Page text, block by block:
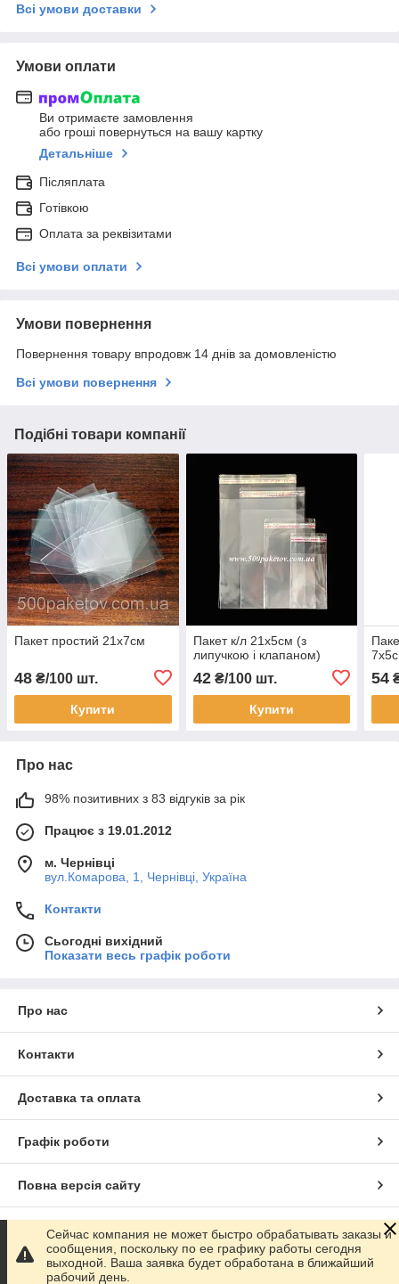
Всі умови доставки
Умови оплати
Ви отримаєте замовлення
або гроші повернуться на вашу картку
Детальніше
Післяплата
Готівкою
Оплата за реквізитами
Всі умови оплати
Умови повернення
Повернення товару впродовж 14 днів за домовленістю
Всі умови повернення
Подібні товари компанії
Пакет простий 21х7см
48 ₴/100 шт.
Купити
Пакет к/л 21х5см (з
липучкою і клапаном)
42₴/100 шт.
Купити
54
Про нас
98% позитивних з 83 відгуків за рік
Працює з 19.01.2012
м. Чернівці
вул.Комарова, 1, Чернівці, Україна
Контакти
Сьогодні вихідний
Показати весь графік роботи
Про нас
Контакти
Доставка та оплата
Графік роботи
Повна версія сайту
Сайт створено на маркетплейсі Prom.ua
Політика конфіденційності
Сейчас компания не может быстро обрабатывать заказы и
сообщения, поскольку по ее графику работы сегодня
выходной. Ваша заявка будет обработана в ближайший
рабочий день.